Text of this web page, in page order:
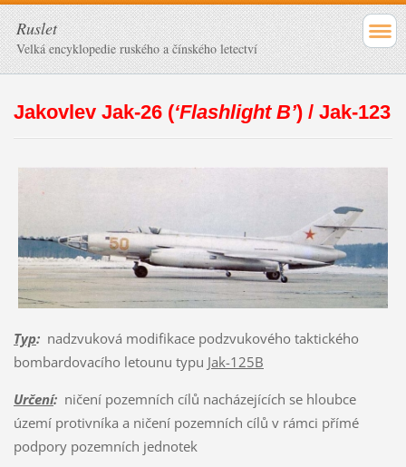
Ruslet
Velká encyklopedie ruského a čínského letectví
Jakovlev Jak-26 (‘Flashlight B’) / Jak-123
Typ:nadzvuková modifikace podzvukového taktického
bombardovacího letounu typu Jak-125B
Určení:ničení pozemních cílů nacházejících se hloubce
území protivníka a ničení pozemních cílů v rámci přímé
podpory pozemních jednotek